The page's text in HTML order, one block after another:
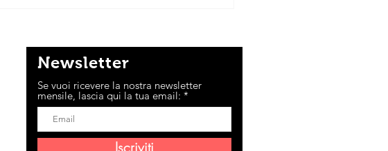
Newsletter
Se vuoi ricevere la nostra newsletter
mensile, lascia qui la tua email:
Iscriviti